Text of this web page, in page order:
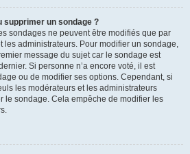
supprimer un sondage ?
sondages ne peuvent être modifiés que par
les administrateurs. Pour modifier un sondage,
message du sujet car le sondage est
Si personne n’a encore voté, il est
ou de modifier ses options. Cependant, si
les modérateurs et les administrateurs
le sondage. Cela empêche de modifier les